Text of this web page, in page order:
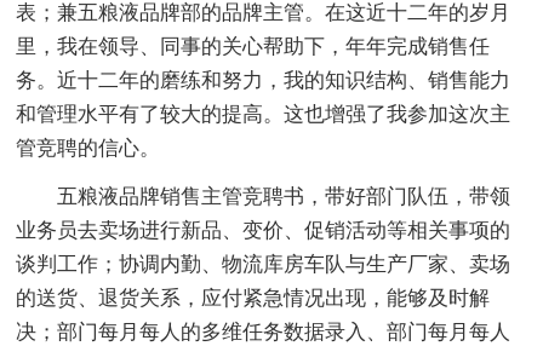
表；兼五粮液品牌部的品牌主管。在这近十二年的岁月
里，我在领导、同事的关心帮助下，年年完成销售任
务。近十二年的磨练和努力，我的知识结构、销售能力
和管理水平有了较大的提高。这也增强了我参加这次主
管竞聘的信心。
五粮液品牌销售主管竞聘书，带好部门队伍，带领
业务员去卖场进行新品、变价、促销活动等相关事项的
谈判工作；协调内勤、物流库房车队与生产厂家、卖场
的送货、退货关系，应付紧急情况出现，能够及时解
决；部门每月每人的多维任务数据录入、部门每月每人